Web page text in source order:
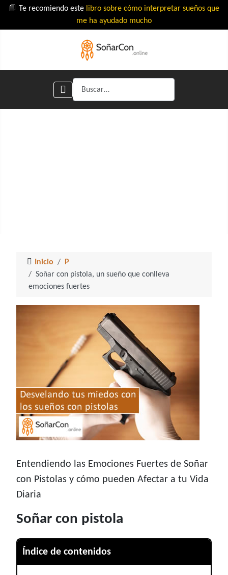
📘 Te recomiendo este libro sobre cómo interpretar sueños que
me ha ayudado mucho
Buscar
Inicio
P
Soñar con pistola, un sueño que conlleva
emociones fuertes
Entendiendo las Emociones Fuertes de Soñar
con Pistolas y cómo pueden Afectar a tu Vida
Diaria
Soñar con pistola
Índice de contenidos